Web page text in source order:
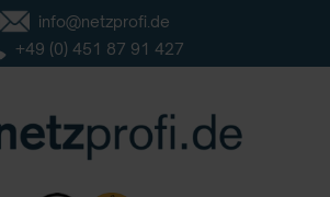
info@netzprofi.de
+49 (0) 451 87 91 427